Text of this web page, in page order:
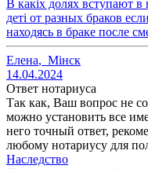
В какіх долях вступают в
деті от разных браков
находясь в браке после
Елена, Мінск
14.04.2024
Ответ нотариуса
Так как, Ваш вопрос не
можно установить все
него точный ответ,
любому нотариусу для
Наследство